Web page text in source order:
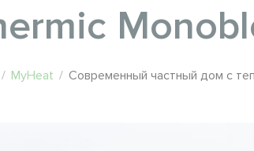
/ MyHeat / Современный частный дом с